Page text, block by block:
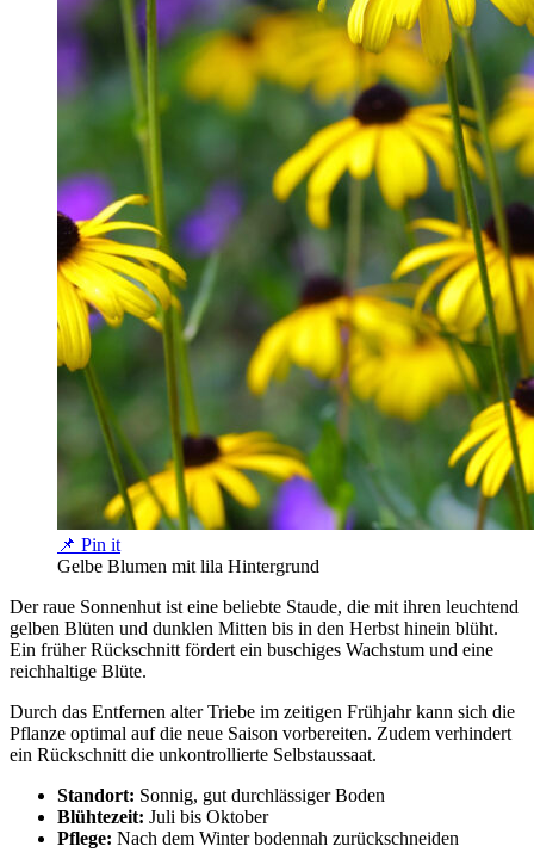
📌 Pin it
Gelbe Blumen mit lila Hintergrund
Der raue Sonnenhut ist eine beliebte Staude, die mit ihren leuchtend
gelben Blüten und dunklen Mitten bis in den Herbst hinein blüht.
Ein früher Rückschnitt fördert ein buschiges Wachstum und eine
reichhaltige Blüte.
Durch das Entfernen alter Triebe im zeitigen Frühjahr kann sich die
Pflanze optimal auf die neue Saison vorbereiten. Zudem verhindert
ein Rückschnitt die unkontrollierte Selbstaussaat.
Standort: Sonnig, gut durchlässiger Boden
Blühtezeit: Juli bis Oktober
Pflege: Nach dem Winter bodennah zurückschneiden